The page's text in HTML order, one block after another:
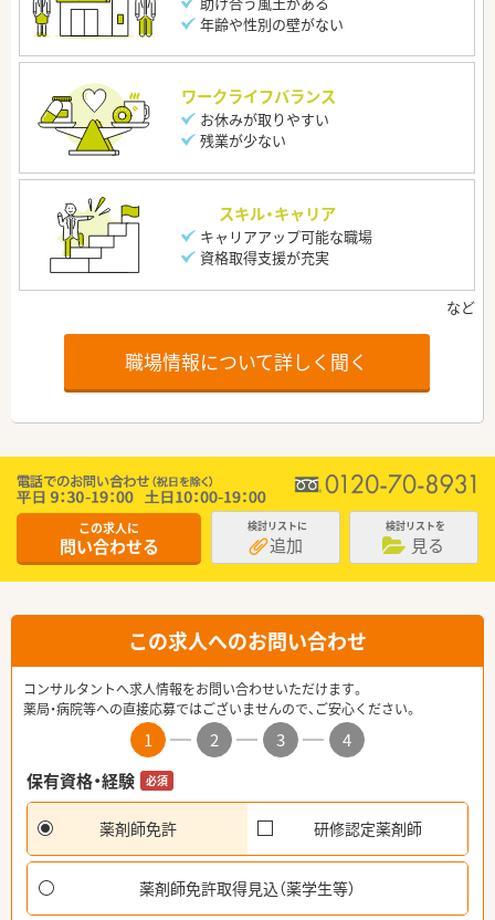
年齢や性別の壁がない
ワークライフバランス
お休みが取りやすい
残業が少ない
スキル・キャリア
キャリアアップ可能な職場
資格取得支援が充実
職場情報について詳しく聞く
この求人に
問い合わせる
検討リストに
追加
検討リストを
見る
この求人へのお問い合わせ
コンサルタントへ求人情報をお問い合わせいただけます。
薬局・病院等への直接応募ではございませんので、ご安心ください。
1 2 3
4
保有資格・経験
必須
薬剤師免許 研修認定薬剤師
薬剤師免許取得見込（薬学生等）